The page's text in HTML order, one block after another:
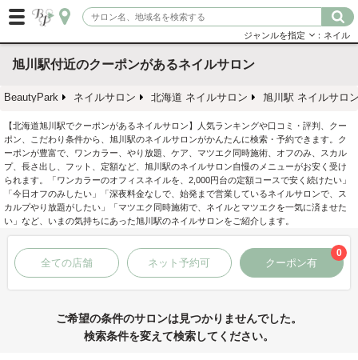
ジャンルを指定 ：ネイル
旭川駅付近のクーポンがあるネイルサロン
BeautyPark ネイルサロン 北海道 ネイルサロン 旭川駅 ネイルサロ
【北海道旭川駅でクーポンがあるネイルサロン】人気ランキングや口コミ・評判、クー
ポン、こだわり条件から、旭川駅のネイルサロンがかんたんに検索・予約できます。ク
ーポンが豊富で、ワンカラー、やり放題、ケア、マツエク同時施術、オフのみ、スカル
プ、長さ出し、フット、定額など、旭川駅のネイルサロン自慢のメニューがお安く受け
られます。「ワンカラーのオフィスネイルを、2,000円台の定額コースで安く続けたい」
「今日オフのみしたい」「深夜料金なしで、始発まで営業しているネイルサロンで、ス
カルプやり放題がしたい」「マツエク同時施術で、ネイルとマツエクを一気に済ませた
い」など、いまの気持ちにあった旭川駅のネイルサロンをご紹介します。
全ての店舗 ネット予約可 クーポン有
0
ご希望の条件のサロンは見つかりませんでした。
検索条件を変えて検索してください。